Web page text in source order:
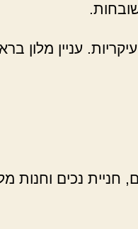
עניין
חניית נכים וחנות